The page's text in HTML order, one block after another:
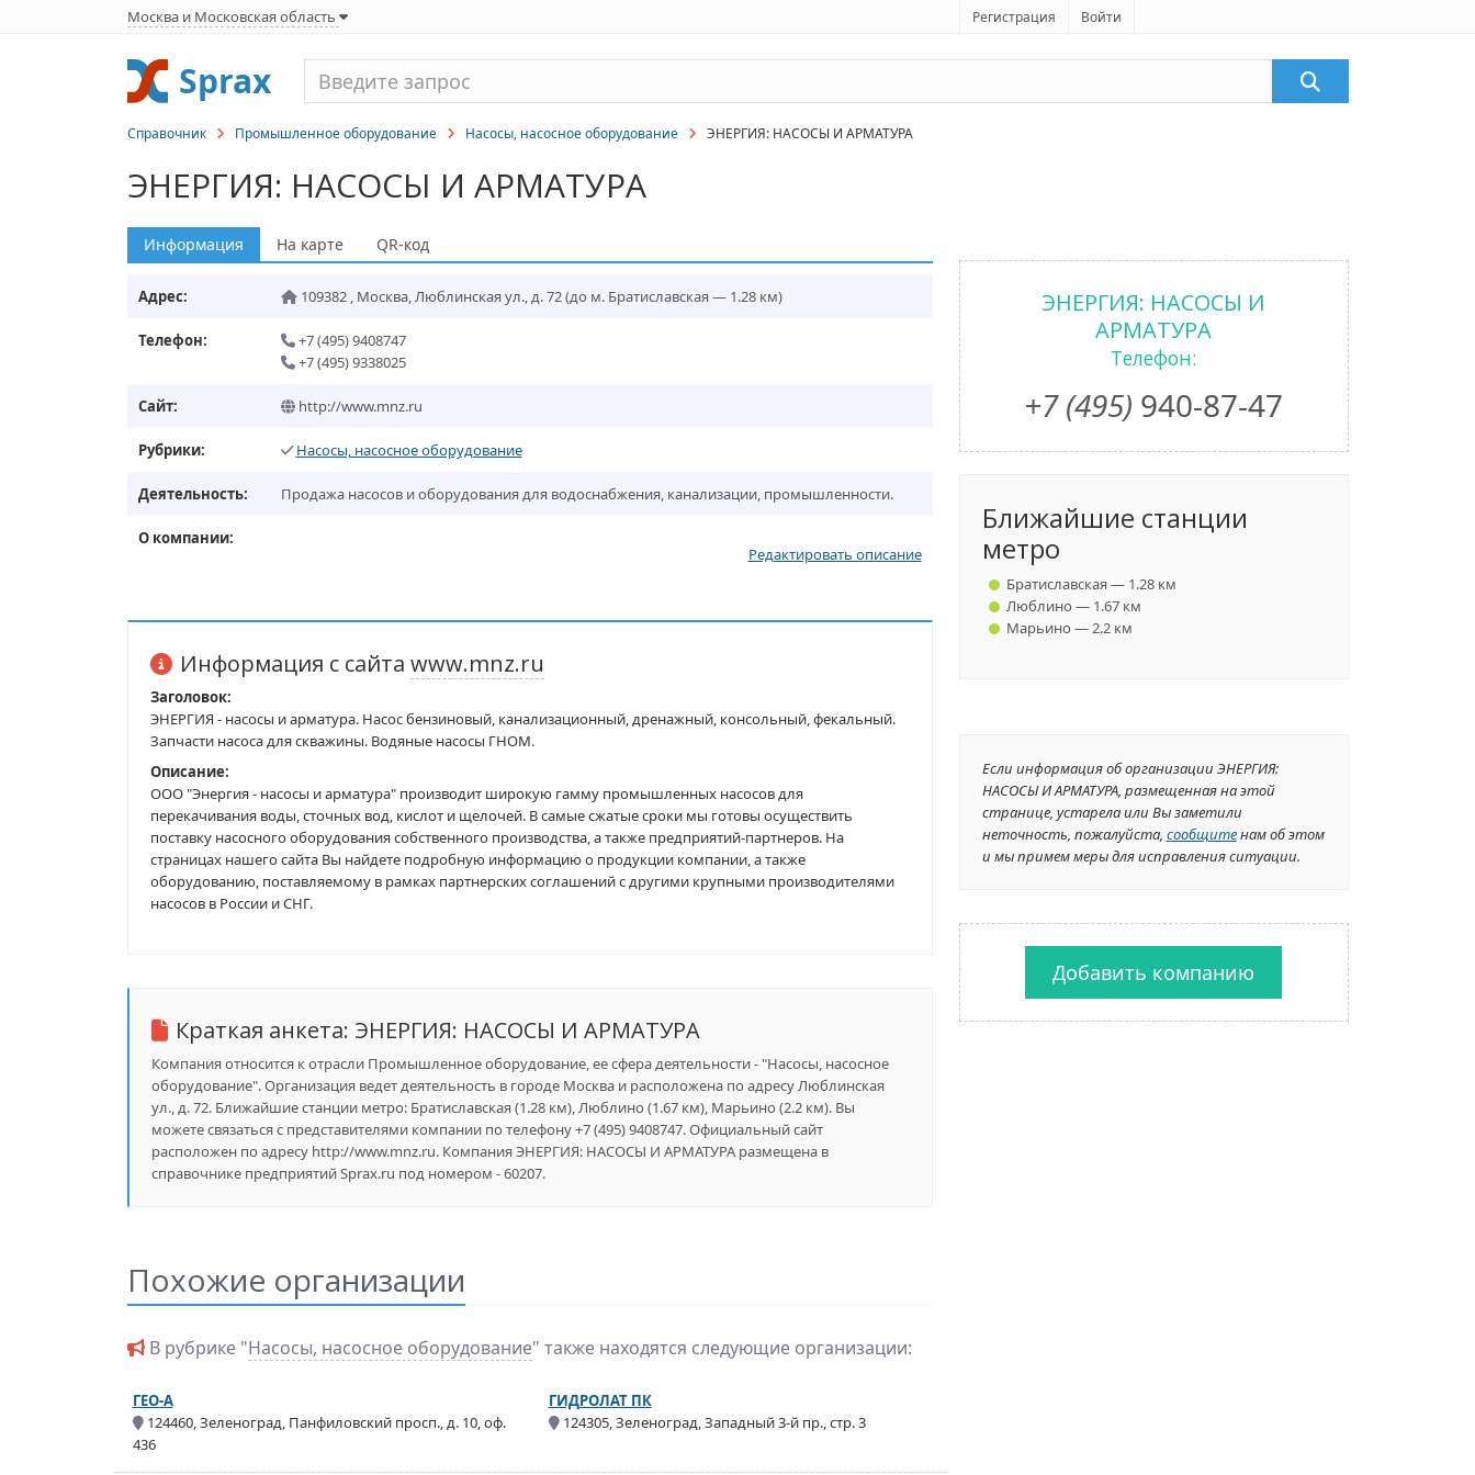
Москва и Московская область Регистрация Войти
Sprax
Справочник Промышленное оборудование Насосы, насосное оборудование ЭНЕРГИЯ: НАСОСЫ И АРМАТУРА
ЭНЕРГИЯ: НАСОСЫ И АРМАТУРА
Информация На карте QR-код
Адрес: 109382, Москва,Люблинская ул., д. 72(до м. Братиславская — 1.28 км)
Телефон:
+7 (495) 9408747
+7 (495) 9338025
Сайт: http://www.mnz.ru
Рубрики: Насосы, насосное оборудование
Деятельность: Продажа насосов и оборудования для водоснабжения, канализации, промышленности.
О компании:
Редактировать описание
Информация с сайта www.mnz.ru
Заголовок:
ЭНЕРГИЯ - насосы и арматура. Насос бензиновый, канализационный, дренажный, консольный, фекальный.
Запчасти насоса для скважины. Водяные насосы ГНОМ.
Описание:
ООО "Энергия - насосы и арматура" производит широкую гамму промышленных насосов для
перекачивания воды, сточных вод, кислот и щелочей. В самые сжатые сроки мы готовы осуществить
поставку насосного оборудования собственного производства, а также предприятий-партнеров. На
страницах нашего сайта Вы найдете подробную информацию о продукции компании, а также
оборудованию, поставляемому в рамках партнерских соглашений с другими крупными производителями
насосов в России и СНГ.
Краткая анкета: ЭНЕРГИЯ: НАСОСЫ И АРМАТУРА
Компания относится к отрасли Промышленное оборудование, ее сфера деятельности - "Насосы, насосное
оборудование". Организация ведет деятельность в городе Москва и расположена по адресу Люблинская
ул., д. 72. Ближайшие станции метро: Братиславская (1.28 км), Люблино (1.67 км), Марьино (2.2 км). Вы
можете связаться с представителями компании по телефону +7 (495) 9408747. Официальный сайт
расположен по адресу http://www.mnz.ru. Компания ЭНЕРГИЯ: НАСОСЫ И АРМАТУРА размещена в
справочнике предприятий Sprax.ru под номером - 60207.
Похожие организации
В рубрике "Насосы, насосное оборудование" также находятся следующие организации:
ГЕО-А
124460, Зеленоград, Панфиловский просп., д. 10, оф.
436
ГИДРОЛАТ ПК
124305, Зеленоград, Западный 3-й пр., стр. 3
ЭНЕРГИЯ: НАСОСЫ И
АРМАТУРА
Телефон:
+7 (495) 940-87-47
Ближайшие станции
метро
Братиславская — 1.28 км
Люблино — 1.67 км
Марьино — 2.2 км
Если информация об организации ЭНЕРГИЯ:
НАСОСЫ И АРМАТУРА, размещенная на этой
странице, устарела или Вы заметили
неточность, пожалуйста, сообщитенам об этом
и мы примем меры для исправления ситуации.
Добавить компанию